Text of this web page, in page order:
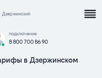
Дзержинский
подключение
8 800 700 86 90
в Дзержинском